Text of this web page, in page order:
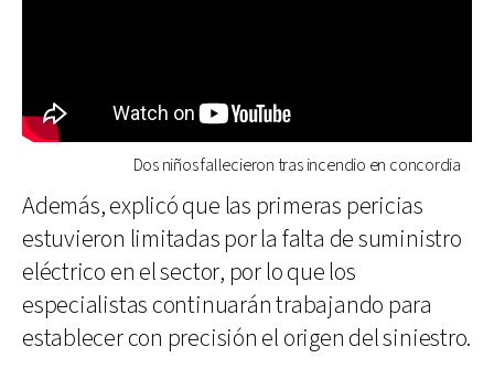
Dos niños fallecieron tras incendio en concordia
Además, explicó que las primeras pericias
estuvieron limitadas por la falta de suministro
eléctrico en el sector, por lo que los
especialistas continuarán trabajando para
establecer con precisión el origen del siniestro.